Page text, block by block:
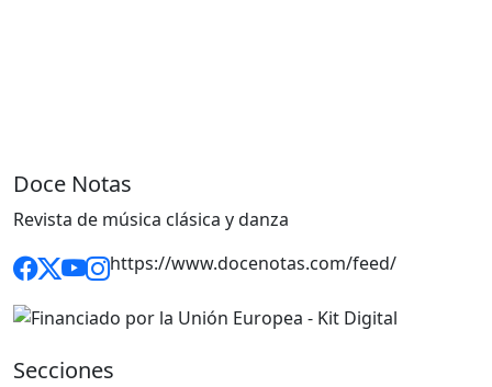
Doce Notas
Revista de música clásica y danza
https://www.docenotas.com/feed/
Secciones